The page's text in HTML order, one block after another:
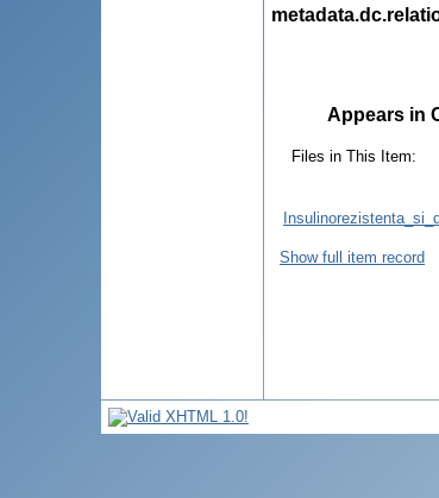
Appears in
Files in This Item:
Show full item record